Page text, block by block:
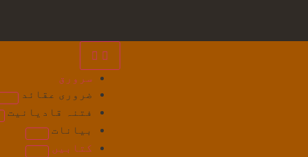
سرورق
ضروری عقائد
فتنہ قادیانیت
بیانات
کتابیں